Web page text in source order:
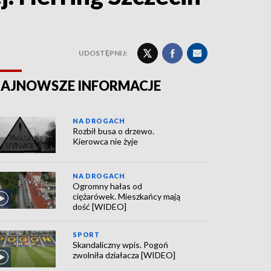
UDOSTĘPNIJ:
INFORMACJE
NA DROGACH
Rozbił busa o drzewo.
Kierowca nie żyje
NA DROGACH
Ogromny hałas od
ciężarówek. Mieszkańcy mają
dość [WIDEO]
SPORT
Skandaliczny wpis. Pogoń
zwolniła działacza [WIDEO]